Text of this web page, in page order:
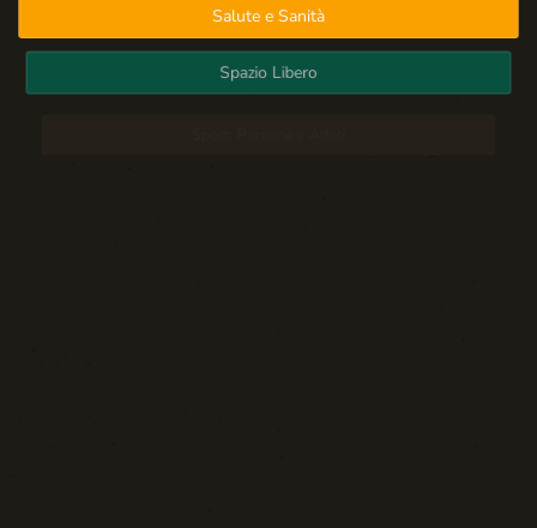
Salute e Sanità
Spazio Libero